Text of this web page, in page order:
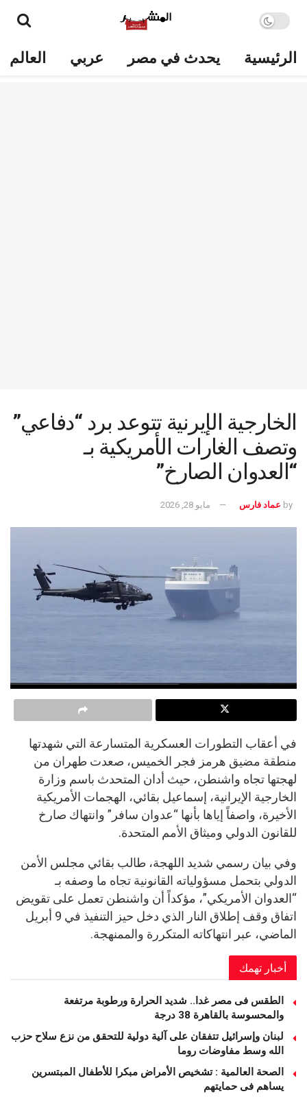
الرئيسية يحدث في مصر عربي العالم
الخارجية الإيرنية تتوعد برد “دفاعي”
وتصف الغارات الأمريكية بـ
“العدوان الصارخ”
by عماد فارس مايو 28, 2026
في أعقاب التطورات العسكرية المتسارعة التي شهدتها
منطقة مضيق هرمز فجر الخميس، صعدت طهران من
لهجتها تجاه واشنطن، حيث أدان المتحدث باسم وزارة
الخارجية الإيرانية، إسماعيل بقائي، الهجمات الأمريكية
الأخيرة، واصفاً إياها بأنها “عدوان سافر” وانتهاك صارخ
للقانون الدولي وميثاق الأمم المتحدة.
وفي بيان رسمي شديد اللهجة، طالب بقائي مجلس الأمن
الدولي بتحمل مسؤولياته القانونية تجاه ما وصفه بـ
“العدوان الأمريكي”، مؤكداً أن واشنطن تعمل على تقويض
اتفاق وقف إطلاق النار الذي دخل حيز التنفيذ في 9 أبريل
الماضي، عبر انتهاكاته المتكررة والممنهجة.
أخبار تهمك
الطقس فى مصر غدا.. شديد الحرارة ورطوبة مرتفعة
والمحسوسة بالقاهرة 38 درجة
لبنان وإسرائيل تتفقان على آلية دولية للتحقق من نزع سلاح حزب
الله وسط مفاوضات روما
الصحة العالمية : تشخيص الأمراض مبكرا للأطفال المبتسرين
يساهم فى حمايتهم